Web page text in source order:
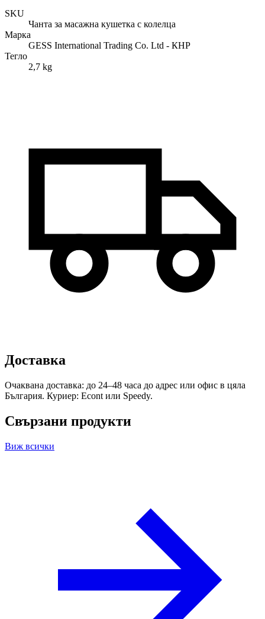
SKU
Чанта за масажна кушетка с колелца
Марка
GESS International Trading Co. Ltd - КНР
Тегло
2,7 kg
Доставка
Очаквана доставка: до 24–48 часа до адрес или офис в цяла
България. Куриер: Econt или Speedy.
Свързани продукти
Виж всички